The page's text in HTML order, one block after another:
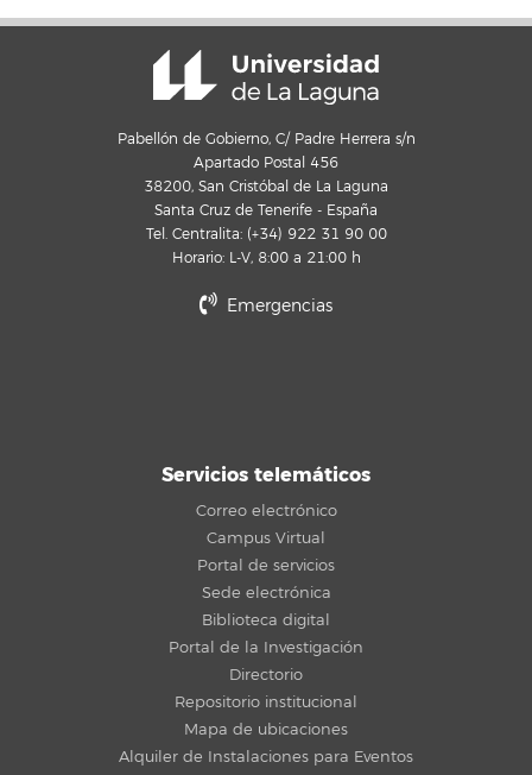
Pabellón de Gobierno, C/ Padre Herrera s/n
Apartado Postal 456
38200, San Cristóbal de La Laguna
Santa Cruz de Tenerife - España
Tel. Centralita: (+34) 922 31 90 00
Horario: L-V, 8:00 a 21:00 h
Emergencias
Servicios telemáticos
Correo electrónico
Campus Virtual
Portal de servicios
Sede electrónica
Biblioteca digital
Portal de la Investigación
Directorio
Repositorio institucional
Mapa de ubicaciones
Alquiler de Instalaciones para Eventos